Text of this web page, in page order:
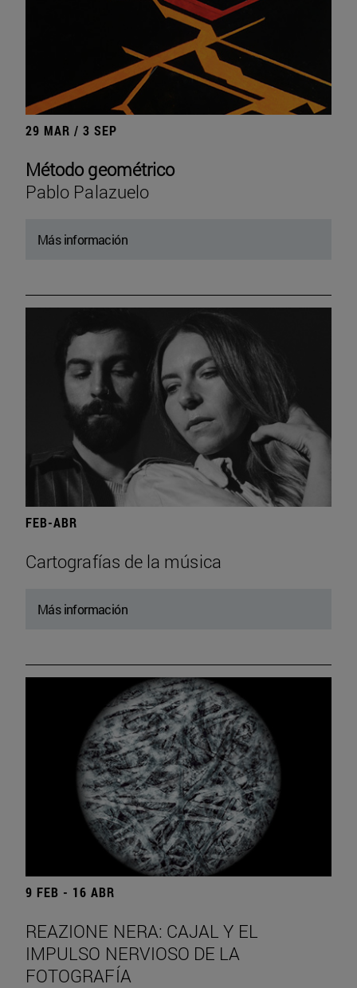
29 MAR / 3 SEP
Método geométrico
Pablo Palazuelo
Más información
FEB-ABR
Cartografías de la música
Más información
9 FEB - 16 ABR
REAZIONE NERA: CAJAL Y EL
IMPULSO NERVIOSO DE LA
FOTOGRAFÍA